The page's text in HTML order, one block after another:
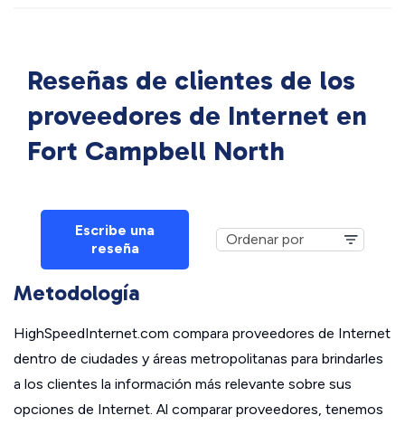
Reseñas de clientes de los
proveedores de Internet en
Fort Campbell North
Escribe una
reseña
Metodología
HighSpeedInternet.com compara proveedores de Internet
dentro de ciudades y áreas metropolitanas para brindarles
a los clientes la información más relevante sobre sus
opciones de Internet. Al comparar proveedores, tenemos